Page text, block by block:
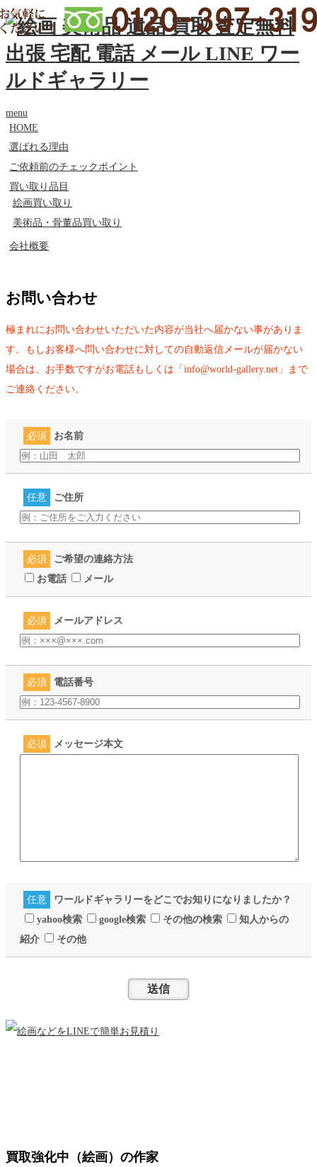
menu
HOME
選ばれる理由
ご依頼前のチェックポイント
買い取り品目
絵画買い取り
美術品・骨董品買い取り
会社概要
お問い合わせ
極まれにお問い合わせいただいた内容が当社へ届かない事がありま
す。もしお客様へ問い合わせに対しての自動返信メールが届かない
場合は、お手数ですがお電話もしくは「info@world-gallery.net」まで
ご連絡ください。
必須 お名前
任意 ご住所
必須
ご希望の連絡方法
お電話
メール
必須 メールアドレス
必須 電話番号
必須 メッセージ本文
任意
ワールドギャラリーをどこでお知りになりましたか？
yahoo検索
google検索 その他の検索
知人からの
紹介
その他
買取強化中（絵画）の作家